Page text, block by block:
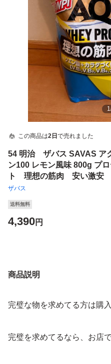
1
この商品は2日 で売れました
54 明治 ザバス SAVAS ア
ン100 レモン風味 800g プ
ト 理想の筋肉 安い激安
ザバス
送料無料
4,390円
商品説明
完璧な物を求めてる方は購
完璧を求めてるなら、お店